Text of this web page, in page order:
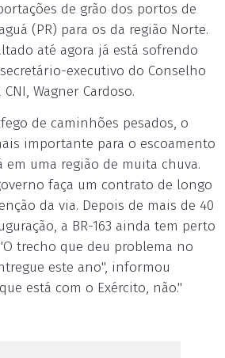
de grão dos portos de
(PR) para os da região Norte.
até agora já está sofrendo
executivo do Conselho
Wagner Cardoso.
de caminhões pesados, o
importante para o escoamento
em uma região de muita chuva.
faça um contrato de longo
da via. Depois de mais de 40
a BR-163 ainda tem perto
trecho que deu problema no
este ano", informou
está com o Exército, não."